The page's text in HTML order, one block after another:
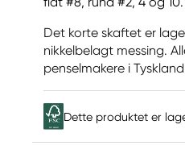
Det korte skaftet er
nikkelbelagt messing.
penselmakere i
Dette produktet er